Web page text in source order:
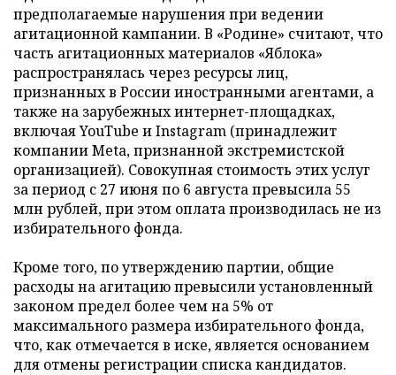
предполагаемые нарушения при ведении
агитационной кампании. В «Родине» считают, что
часть агитационных материалов «Яблока»
распространялась через ресурсы лиц,
признанных в России иностранными агентами, а
также на зарубежных интернет-площадках,
включая YouTube и Instagram (принадлежит
компании Meta, признанной экстремистской
организацией). Совокупная стоимость этих услуг
за период с 27 июня по 6 августа превысила 55
млн рублей, при этом оплата производилась не из
избирательного фонда.
Кроме того, по утверждению партии, общие
расходы на агитацию превысили установленный
законом предел более чем на 5% от
максимального размера избирательного фонда,
что, как отмечается в иске, является основанием
для отмены регистрации списка кандидатов.